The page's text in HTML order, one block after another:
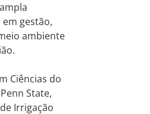
gestão,
ambiente
Ciências do
State,
Irrigação